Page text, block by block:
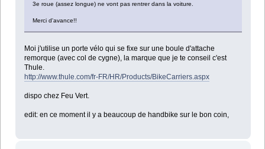
3e roue (assez longue) ne vont pas rentrer dans la voiture.
Merci d'avance!!
Moi j'utilise un porte vélo qui se fixe sur une boule d'attache
remorque (avec col de cygne), la marque que je te conseil c'est
Thule.
http://www.thule.com/fr-FR/HR/Products/BikeCarriers.aspx
dispo chez Feu Vert.
edit: en ce moment il y a beaucoup de handbike sur le bon coin,